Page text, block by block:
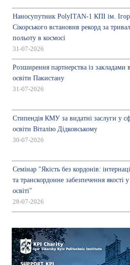
Наносупутник PolyITAN-1 КПІ ім.
Сікорського встановив рекорд за
польоту в космосі
31-07-2026
Розширення партнерства із закладами
освіти Пакистану
31-07-2026
Стипендія КМУ за видатні заслуги у
освіти Віталію Дідковському
30-07-2026
Семінар "Якість без кордонів:
та транскордонне забезпечення якості
освіті"
28-07-2026